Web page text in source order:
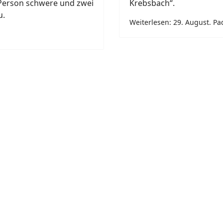
schwere und zwei
Krebsbach“.
Weiterlesen: 29. August.